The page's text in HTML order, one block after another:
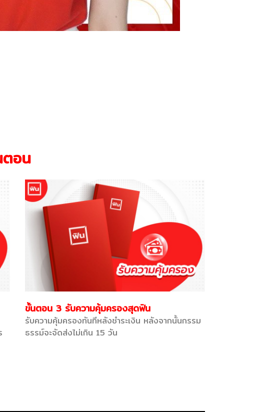
อน
ขั้นตอน 3 รับความคุ้มครองสุดฟิน
รับความคุ้มครองทันทีหลังชำระเงิน หลังจากนั้นกรรม
ธรรม์จะจัดส่งไม่เกิน 15 วัน